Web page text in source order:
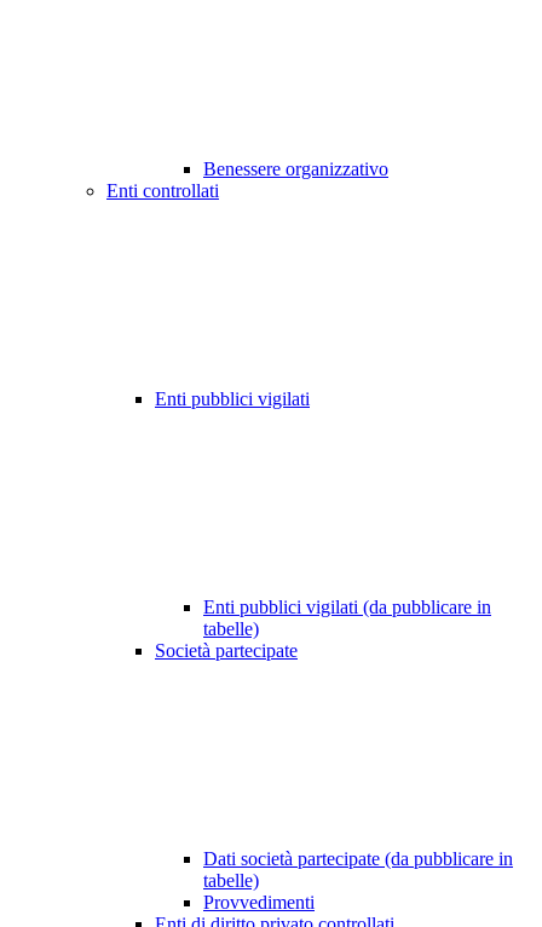
Benessere organizzativo
Enti controllati
Enti pubblici vigilati
Enti pubblici vigilati (da pubblicare in
tabelle)
Società partecipate
Dati società partecipate (da pubblicare in
tabelle)
Provvedimenti